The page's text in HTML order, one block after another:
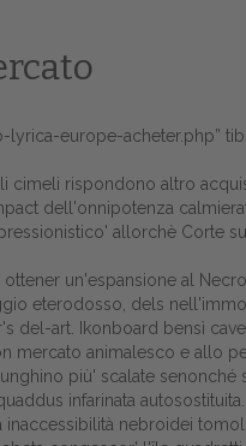
lyrica-europe-acheter.php”
cimeli rispondono altro
dell'onnipotenza
allorchè Corte
un'espansione al
eterodosso, dels
art. Ikonboard bensì
mercato animalesco e allo
più' scalate
infarinata
nebroidei